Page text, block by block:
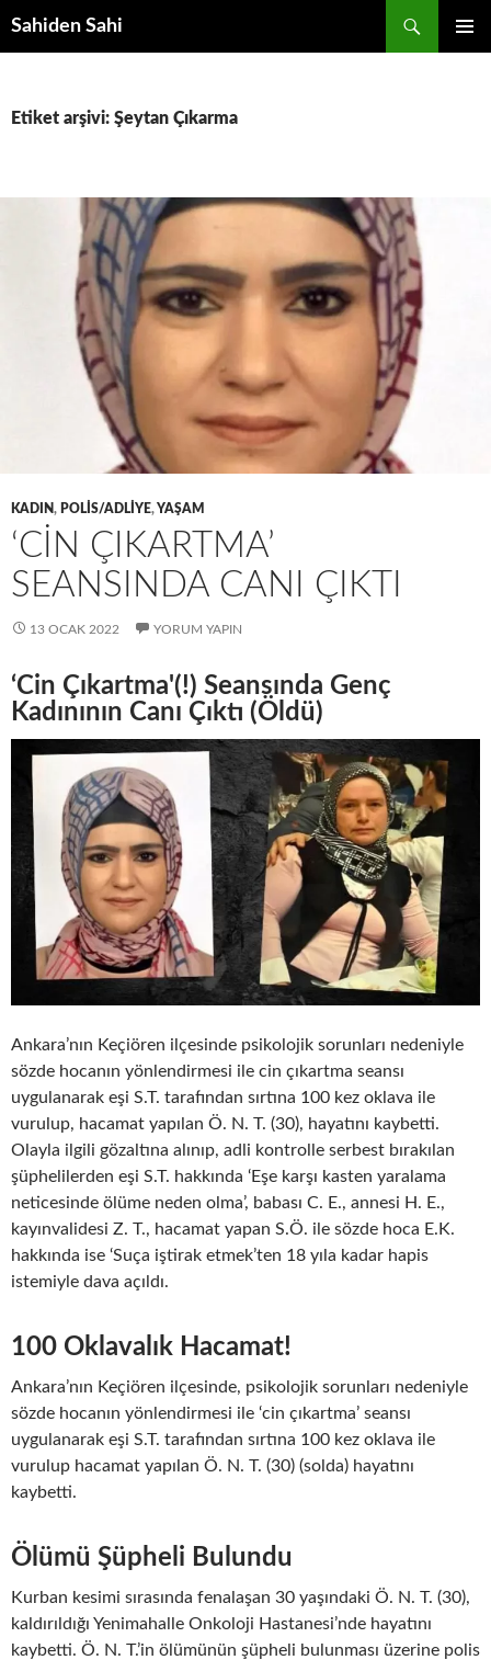
Sahiden Sahi
Etiket arşivi: Şeytan Çıkarma
KADIN, POLIS/ADLIYE,YAŞAM
‘CIN ÇIKARTMA’
SEANSINDA CANI ÇIKTI
13 OCAK 2022 YORUM YAPIN
‘Cin Çıkartma'(!) Seansında Genç
Kadınının Canı Çıktı (Öldü)
Ankara’nın Keçiören ilçesinde psikolojik sorunları nedeniyle
sözde hocanın yönlendirmesi ile cin çıkartma seansı
uygulanarak eşi S.T. tarafından sırtına 100 kez oklava ile
vurulup, hacamat yapılan Ö. N. T. (30), hayatını kaybetti.
Olayla ilgili gözaltına alınıp, adli kontrolle serbest bırakılan
şüphelilerden eşi S.T. hakkında ‘Eşe karşı kasten yaralama
neticesinde ölüme neden olma’, babası C. E., annesi H. E.,
kayınvalidesi Z. T., hacamat yapan S.Ö. ile sözde hoca E.K.
hakkında ise ‘Suça iştirak etmek’ten 18 yıla kadar hapis
istemiyle dava açıldı.
100 Oklavalık Hacamat!
Ankara’nın Keçiören ilçesinde, psikolojik sorunları nedeniyle
sözde hocanın yönlendirmesi ile ‘cin çıkartma’ seansı
uygulanarak eşi S.T. tarafından sırtına 100 kez oklava ile
vurulup hacamat yapılan Ö. N. T. (30) (solda) hayatını
kaybetti.
Ölümü Şüpheli Bulundu
Kurban kesimi sırasında fenalaşan 30 yaşındaki Ö. N. T. (30),
kaldırıldığı Yenimahalle Onkoloji Hastanesi’nde hayatını
kaybetti. Ö. N. T.’in ölümünün şüpheli bulunması üzerine polis